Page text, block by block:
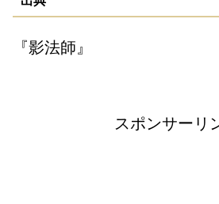
『影法師』
スポンサーリ